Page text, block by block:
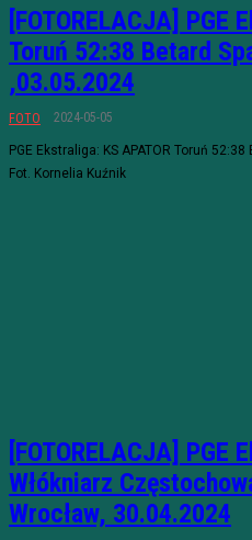
[FOTORELACJA] PGE
Toruń 52:38 Betard
,03.05.2024
FOTO 2024-05-05
PGE Ekstraliga: KS APATOR Toruń
Fot. Kornelia Kuźnik
[FOTORELACJA]
Włókniarz
Wrocław, 30.04.2024